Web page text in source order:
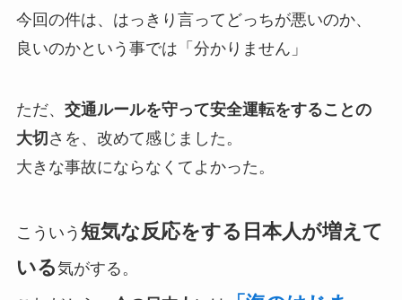
今回の件は、はっきり言ってどっちが悪いのか、
良いのかという事では「分かりません」
ただ、 交通ルールを守って安全運転をすることの
大切 さを、改めて感じました。
大きな事故にならなくてよかった。
こういう 短気な反応をする日本人が増えて
いる気がする。